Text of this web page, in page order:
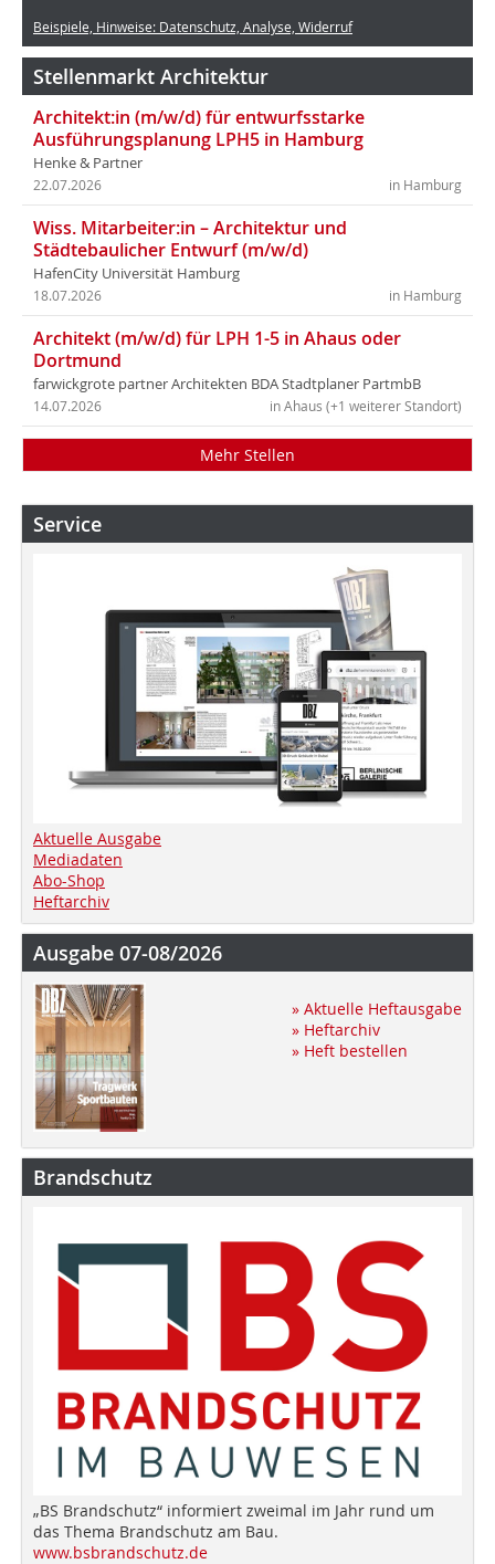
Beispiele, Hinweise: Datenschutz, Analyse, Widerruf
Stellenmarkt Architektur
Architekt:in (m/w/d) für entwurfsstarke
Ausführungsplanung LPH5 in Hamburg
Henke & Partner
in Hamburg
22.07.2026
Wiss. Mitarbeiter:in – Architektur und
Städtebaulicher Entwurf (m/w/d)
HafenCity Universität Hamburg
in Hamburg
18.07.2026
Architekt (m/w/d) für LPH 1-5 in Ahaus oder
Dortmund
farwickgrote partner Architekten BDA Stadtplaner PartmbB
in Ahaus (+1 weiterer Standort)
14.07.2026
Mehr Stellen
Service
Aktuelle Ausgabe
Mediadaten
Abo-Shop
Heftarchiv
Ausgabe 07-08/2026
» Aktuelle Heftausgabe
» Heftarchiv
» Heft bestellen
Brandschutz
„BS Brandschutz“ informiert zweimal im Jahr rund um
das Thema Brandschutz am Bau.
www.bsbrandschutz.de